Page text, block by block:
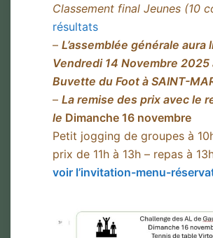
Classement final Jeunes (10
résultats
– L’assemblée générale aura
Vendredi 14 Novembre
Buvette du Foot à SAINT-
– La remise des prix avec le
le Dimanche 16 novembre
Petit jogging de groupes à
prix de 11h à 13h – repas à
voir l’invitation-menu-